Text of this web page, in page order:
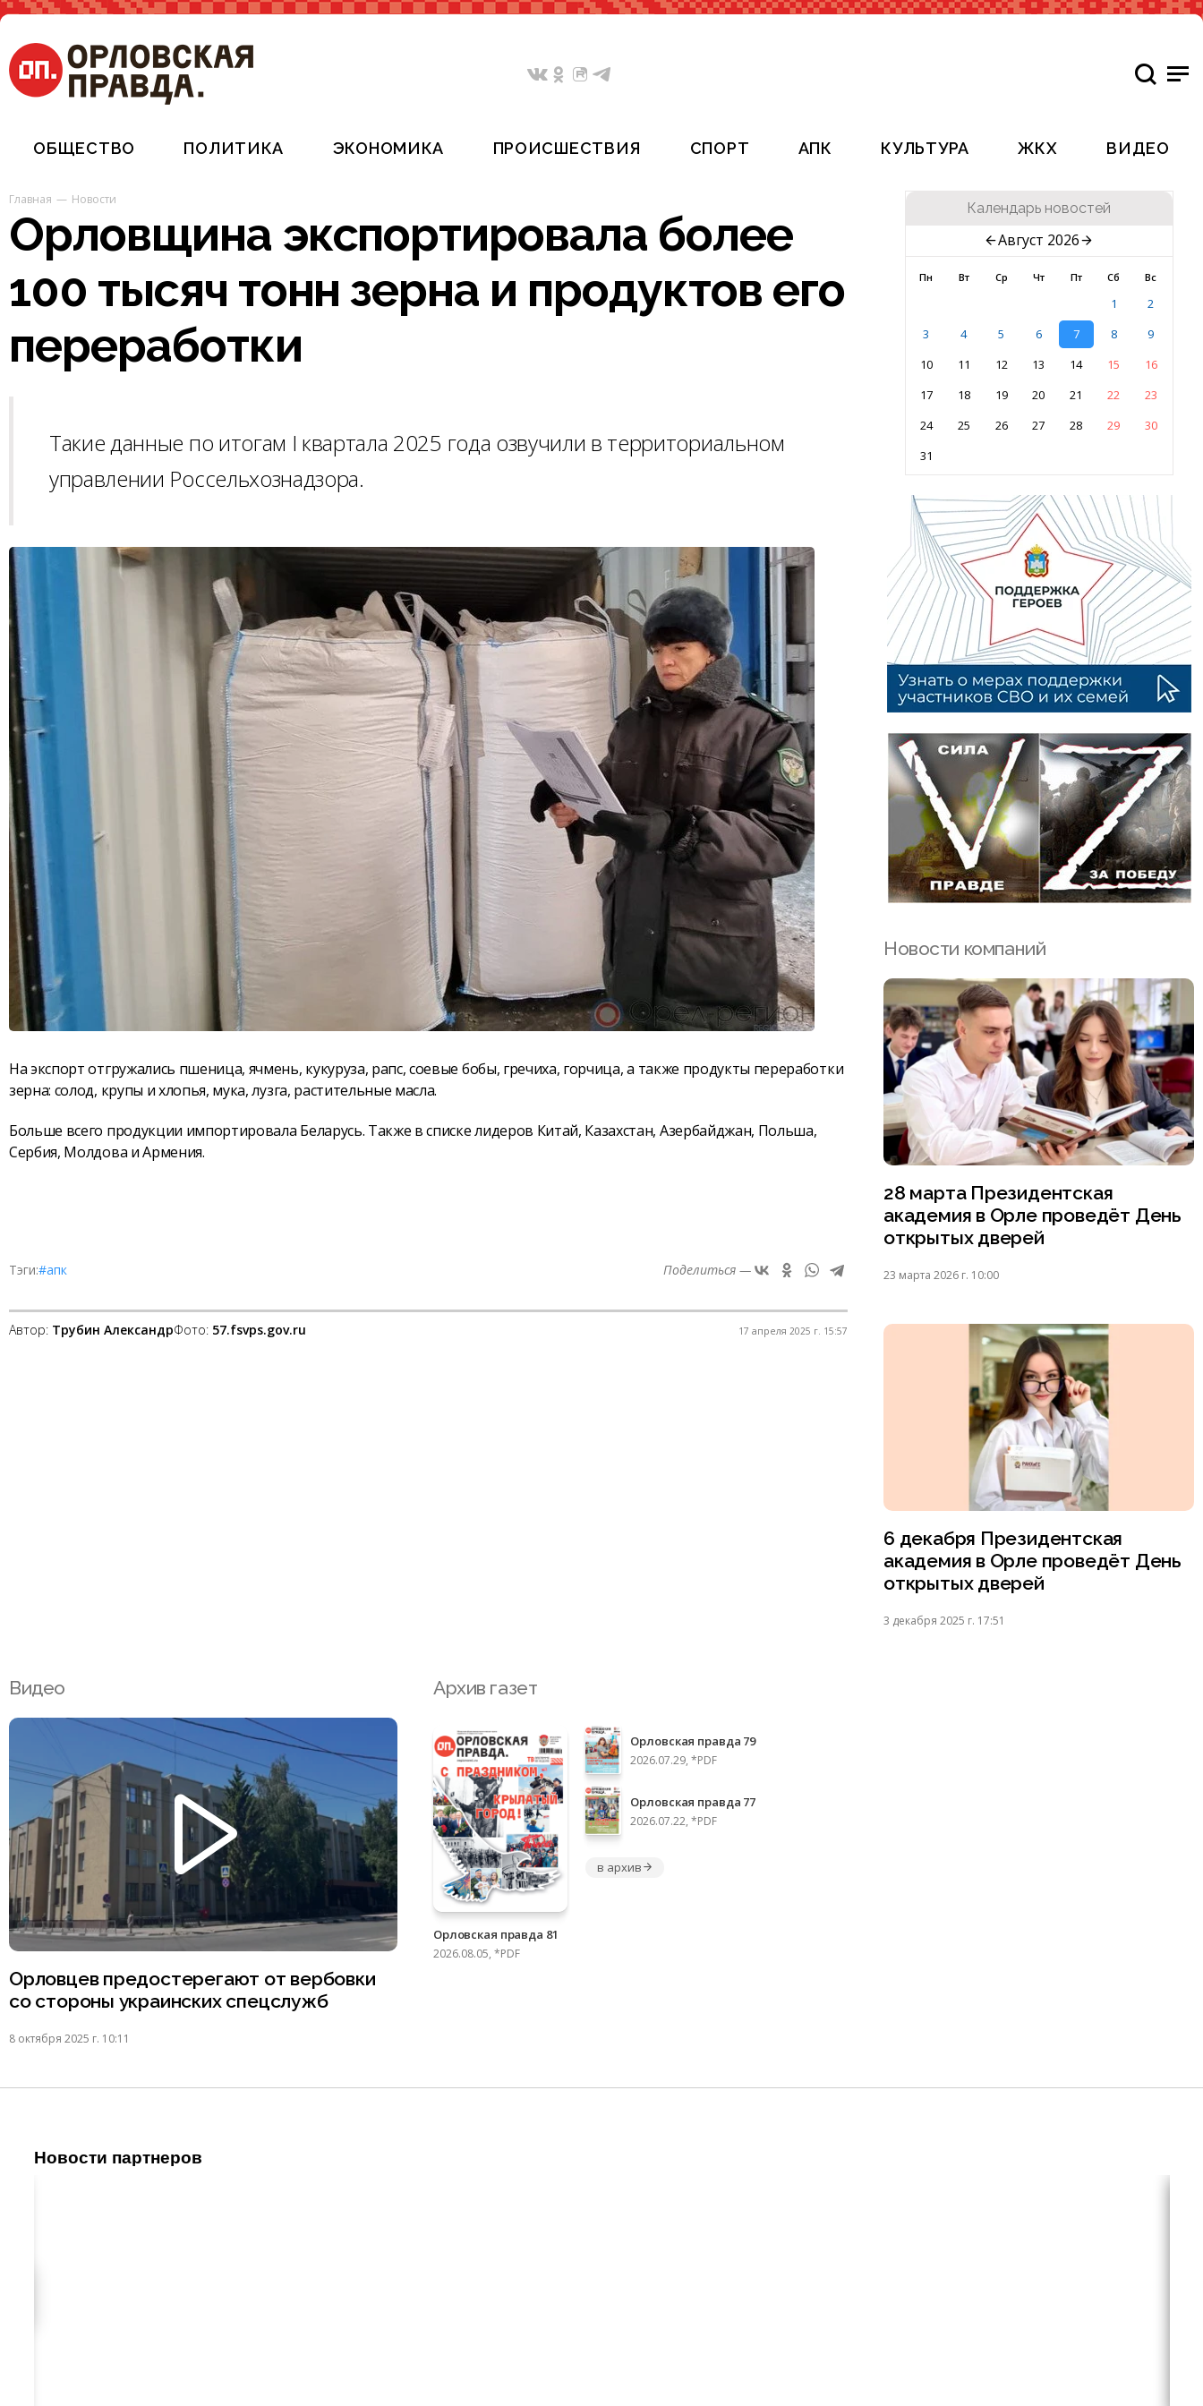
ОБЩЕСТВО ПОЛИТИКА ЭКОНОМИКА ПРОИСШЕСТВИЯ СПОРТ АПК КУЛЬТУРА ЖКХ ВИДЕО
Главная Новости
Орловщина экспортировала более
100 тысяч тонн зерна и продуктов его
переработки
Такие данные по итогам I квартала 2025 года озвучили в территориальном
управлении Россельхознадзора.
На экспорт отгружались пшеница, ячмень, кукуруза, рапс, соевые бобы, гречиха, горчица, а также продукты переработки
зерна: солод, крупы и хлопья, мука, лузга, растительные масла.
Больше всего продукции импортировала Беларусь. Также в списке лидеров Китай, Казахстан, Азербайджан, Польша,
Сербия, Молдова и Армения.
Тэги:#апк Поделиться —
Автор: Трубин АлександрФото: 57.fsvps.gov.ru 17 апреля 2025 г. 15:57
Календарь новостей
Август 2026
Пн Вт Ср Чт Пт Сб Вс
1
2
3
4 5 6 7 8
9
10
11 12 13 14 15
16
17
18 19 20 21 22
23
24
25 26 27 28 29
30
31
Новости компаний
28 марта Президентская
академия в Орле проведёт День
открытых дверей
23 марта 2026 г. 10:00
6 декабря Президентская
академия в Орле проведёт День
открытых дверей
3 декабря 2025 г. 17:51
Видео
Орловцев предостерегают от вербовки
со стороны украинских спецслужб
8 октября 2025 г. 10:11
Архив газет
Орловская правда 81
2026.08.05, *PDF
Орловская правда 79
2026.07.29, *PDF
Орловская правда 77
2026.07.22, *PDF
в архив
Новости партнеров